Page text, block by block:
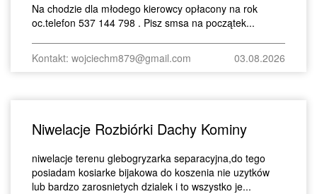
Na chodzie dla młodego kierowcy opłacony na rok
oc.telefon 537 144 798 . Pisz smsa na początek...
Kontakt: wojciechm879@gmail.com 03.08.2026
Niwelacje Rozbiórki Dachy Kominy
niwelacje terenu glebogryzarka separacyjna,do tego
posiadam kosiarke bijakowa do koszenia nie uzytków
lub bardzo zarosnietych dzialek i to wszystko je...